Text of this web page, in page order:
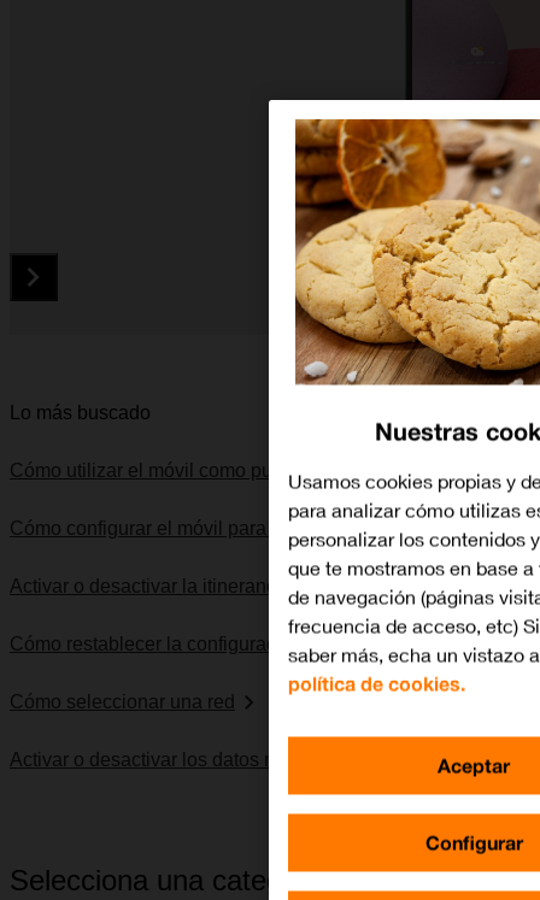
Diapositiva 1 de 5. Samsung Galaxy A13 - Black - imagen 1
Lo más buscado
Cómo utilizar el móvil como punto de acceso Wi-Fi
Cómo configurar el móvil para internet
Activar o desactivar la itinerancia de datos
Cómo restablecer la configuración predeterminada
Cómo seleccionar una red
Activar o desactivar los datos móviles
Selecciona una categoría
Nuestras
Usamos cookies propias y
para analizar cómo utilizas
personalizar los contenidos
que te mostramos en base
de navegación (páginas
frecuencia de acceso, etc)
saber más, echa un vistazo
política de cookies.
Configurar
Aceptar